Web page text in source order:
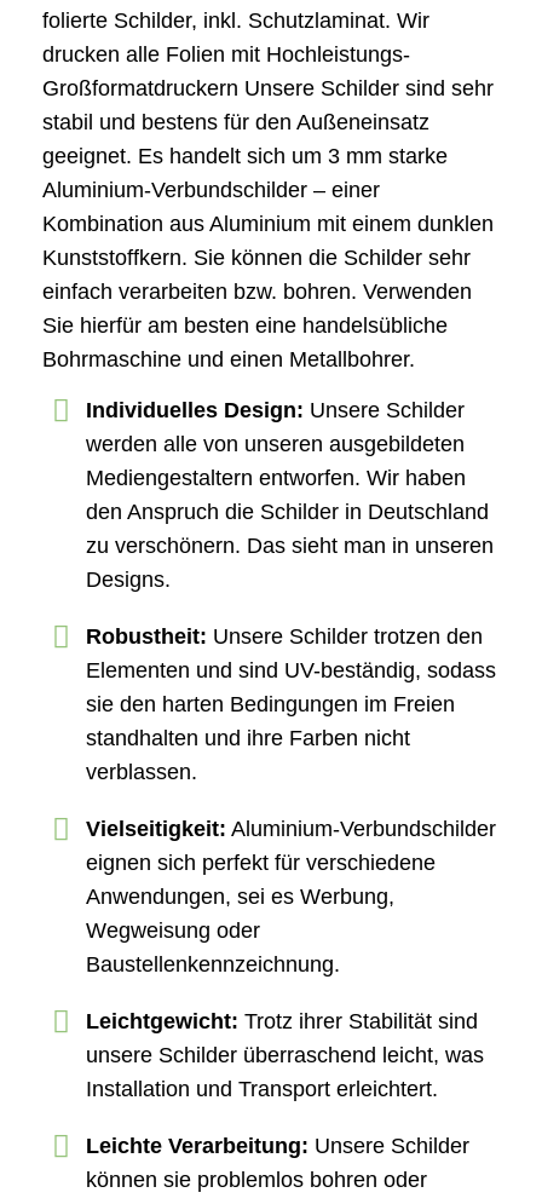
folierte Schilder, inkl. Schutzlaminat. Wir
drucken alle Folien mit Hochleistungs-
Großformatdruckern Unsere Schilder sind sehr
stabil und bestens für den Außeneinsatz
geeignet. Es handelt sich um 3 mm starke
Aluminium-Verbundschilder – einer
Kombination aus Aluminium mit einem dunklen
Kunststoffkern. Sie können die Schilder sehr
einfach verarbeiten bzw. bohren. Verwenden
Sie hierfür am besten eine handelsübliche
Bohrmaschine und einen Metallbohrer.
Individuelles Design: Unsere Schilder
werden alle von unseren ausgebildeten
Mediengestaltern entworfen. Wir haben
den Anspruch die Schilder in Deutschland
zu verschönern. Das sieht man in unseren
Designs.
Robustheit: Unsere Schilder trotzen den
Elementen und sind UV-beständig, sodass
sie den harten Bedingungen im Freien
standhalten und ihre Farben nicht
verblassen.
Vielseitigkeit: Aluminium-Verbundschilder
eignen sich perfekt für verschiedene
Anwendungen, sei es Werbung,
Wegweisung oder
Baustellenkennzeichnung.
Leichtgewicht:Trotz ihrer Stabilität sind
unsere Schilder überraschend leicht, was
Installation und Transport erleichtert.
Leichte Verarbeitung: Unsere Schilder
können sie problemlos bohren oder